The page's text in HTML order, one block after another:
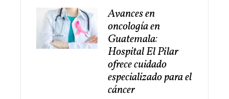
Avances en
oncología en
Guatemala:
Hospital El Pilar
ofrece cuidado
especializado para el
cáncer